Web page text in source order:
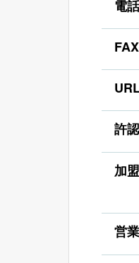
電
許
加
営